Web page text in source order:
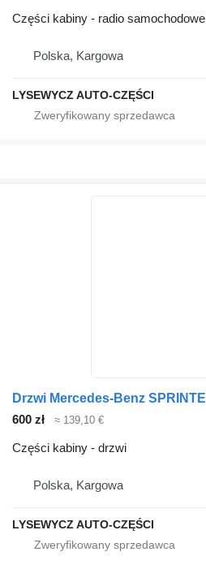
Części kabiny - radio samochodowe
Polska, Kargowa
LYSEWYCZ AUTO-CZĘŚCI
600 zł ≈ 139,10 €
Części kabiny - drzwi
Polska, Kargowa
LYSEWYCZ AUTO-CZĘŚCI